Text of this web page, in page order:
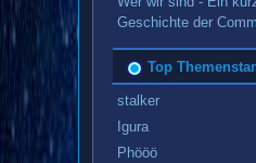
Geschichte der
Top
stalker
Igura
Phööö